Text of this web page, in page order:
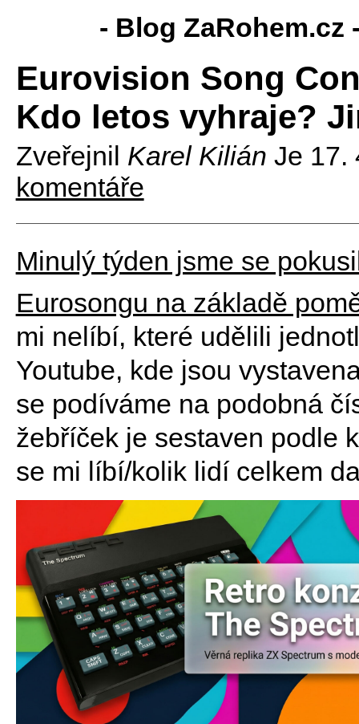
- Blog ZaRohem.cz
Eurovision Song
Kdo letos vyhraje?
Zveřejnil Karel Kilián Je 17.
komentáře
Minulý týden jsme se
Eurosongu na základě
mi nelíbí, které udělili
Youtube, kde jsou
se podíváme na podobná
žebříček je sestaven podle
se mi líbí/kolik lidí celkem